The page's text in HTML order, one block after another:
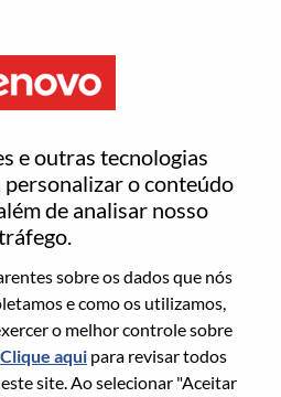
e outras tecnologias
o conteúdo
de analisar nosso
sobre os dados que nós
e como os utilizamos,
o melhor controle sobre
Clique aqui para revisar todos
site. Ao selecionar "Aceitar
redefinir sua
associated with your